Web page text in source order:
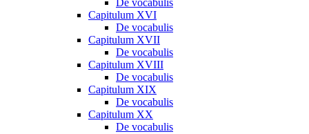
De vocabulis
Capitulum XVI
De vocabulis
Capitulum XVII
De vocabulis
Capitulum XVIII
De vocabulis
Capitulum XIX
De vocabulis
Capitulum XX
De vocabulis